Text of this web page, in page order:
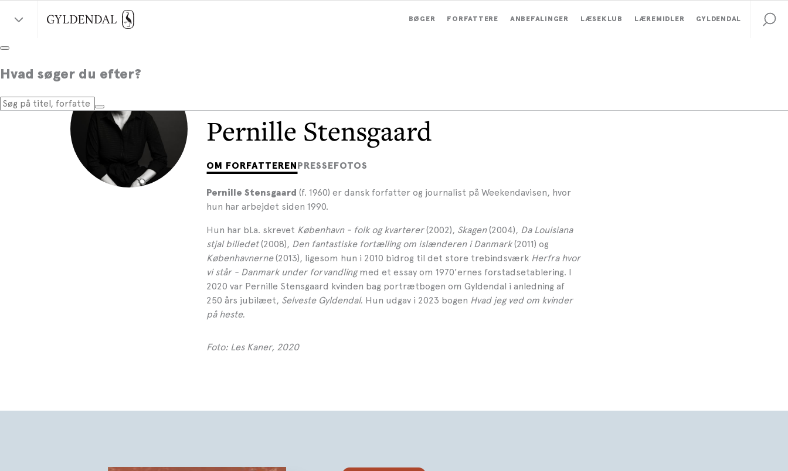
BØGER FORFATTERE ANBEFALINGER LÆSEKLUB LÆREMIDLER GYLDENDAL
Hvad søger du efter?
Pernille Stensgaard
OM FORFATTEREN PRESSEFOTOS
Pernille Stensgaard (f. 1960) er dansk forfatter og journalist på Weekendavisen, hvor
hun har arbejdet siden 1990.
Hun har bl.a. skrevet København - folk og kvarterer(2002), Skagen(2004), Da Louisiana
stjal billedet(2008), Den fantastiske fortælling om islænderen i Danmark(2011) og
Københavnerne(2013), ligesom hun i 2010 bidrog til det store trebindsværk Herfra hvor
vi står - Danmark under forvandlingmed et essay om 1970'ernes forstadsetablering. I
2020 var Pernille Stensgaard kvinden bag portrætbogen om Gyldendal i anledning af
250 års jubilæet, Selveste Gyldendal. Hun udgav i 2023 bogen Hvad jeg ved om kvinder
på heste.
Foto: Les Kaner, 2020